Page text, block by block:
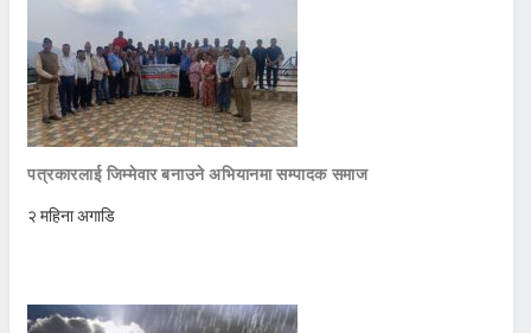
पत्रकारलाई जिम्मेवार बनाउने अभियानमा सम्पादक समाज
२ महिना अगाडि